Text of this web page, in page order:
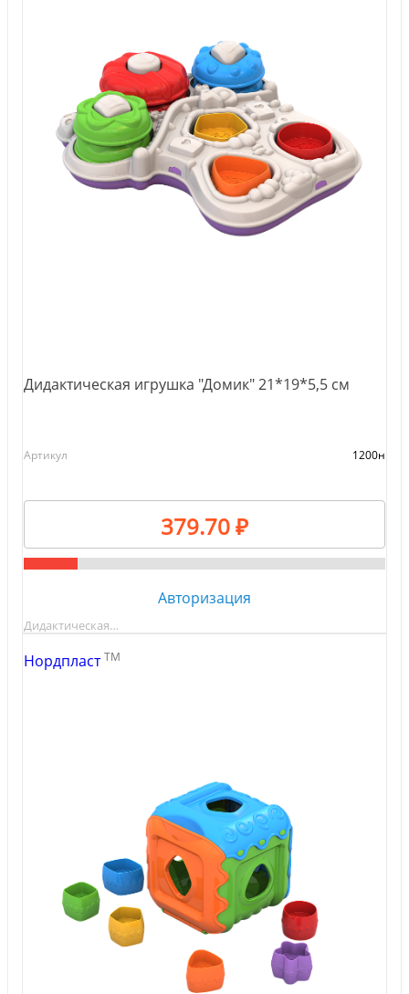
Дидактическая игрушка "Домик" 21*19*5,5 см
Артикул 1200н
379.70 ₽
Авторизация
Дидактическая…
НордпластTM